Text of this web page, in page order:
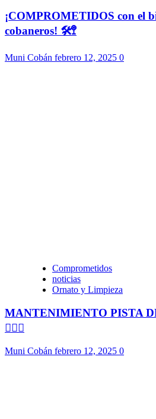
¡COMPROMETIDOS con el
cobaneros! 🛠️🚏
Muni Cobán febrero 12, 2025 0
Comprometidos
noticias
Ornato y Limpieza
MANTENIMIENTO PISTA
🏃🏻‍♀️
Muni Cobán febrero 12, 2025 0